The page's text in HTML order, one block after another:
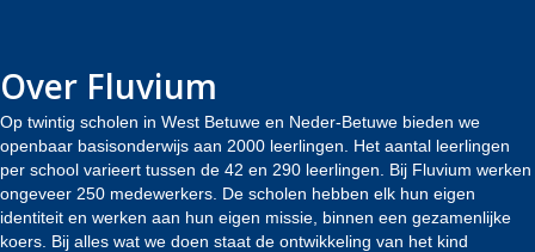
Over Fluvium
Op twintig scholen in West Betuwe en Neder-Betuwe bieden we
openbaar basisonderwijs aan 2000 leerlingen. Het aantal leerlingen
per school varieert tussen de 42 en 290 leerlingen. Bij Fluvium werken
ongeveer 250 medewerkers. De scholen hebben elk hun eigen
identiteit en werken aan hun eigen missie, binnen een gezamenlijke
koers. Bij alles wat we doen staat de ontwikkeling van het kind